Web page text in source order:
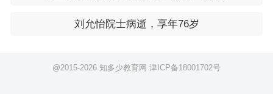
刘允怡院士病逝，享年76岁
@2015-2026 知多少教育网 津ICP备18001702号